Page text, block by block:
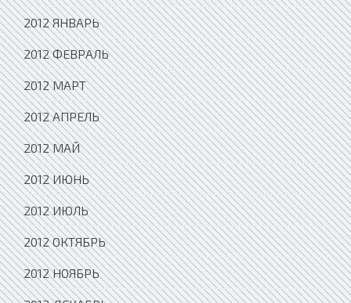
2012 ЯНВАРЬ
2012 ФЕВРАЛЬ
2012 МАРТ
2012 АПРЕЛЬ
2012 МАЙ
2012 ИЮНЬ
2012 ИЮЛЬ
2012 ОКТЯБРЬ
2012 НОЯБРЬ